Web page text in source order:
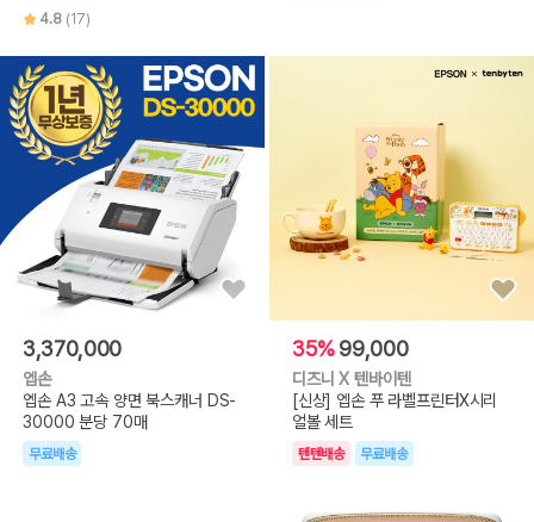
4.8 (17)
3,370,000
엡손
엡손 A3 고속 양면 북스캐너 DS-
30000 분당 70매
무료배송
35%99,000
디즈니 X 텐바이텐
[신상] 엡손 푸 라벨프린터X시리
얼볼 세트
텐텐배송 무료배송